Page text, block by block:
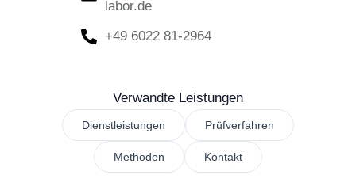
labor.de
+49 6022 81-2964
Verwandte Leistungen
Dienstleistungen Prüfverfahren
Methoden Kontakt